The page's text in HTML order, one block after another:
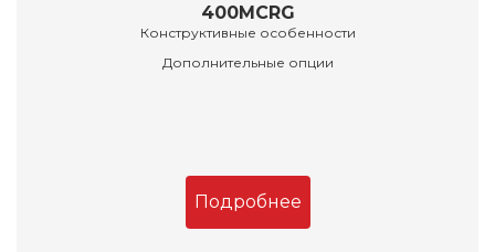
400MCRG
Конструктивные особенности
Дополнительные опции
Подробнее